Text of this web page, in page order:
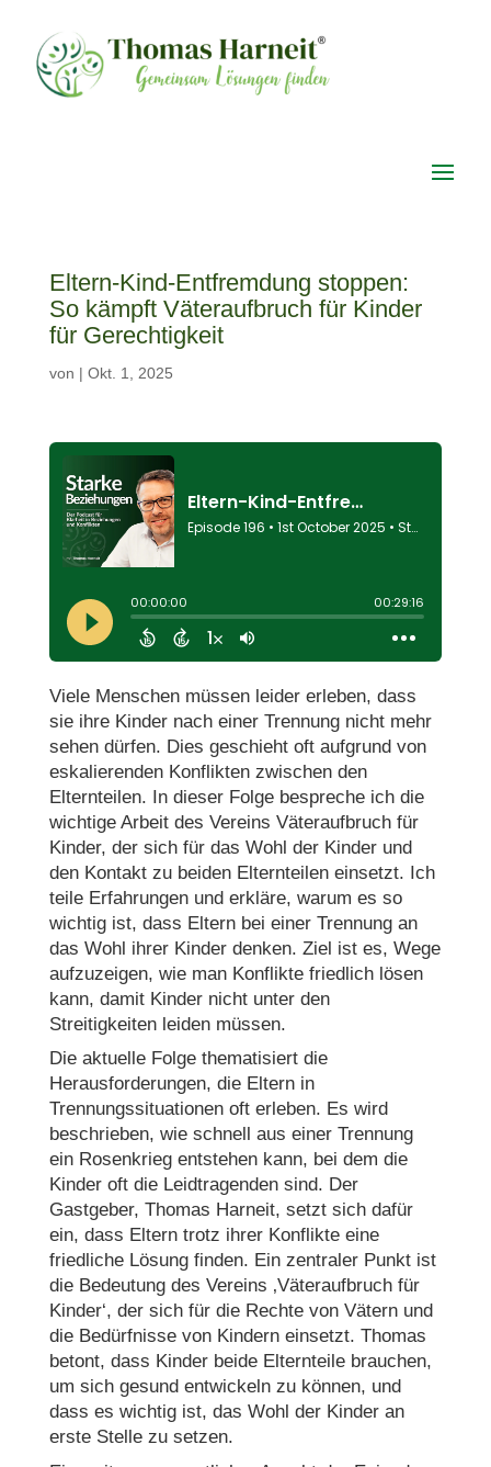
Eltern-Kind-Entfremdung stoppen:
So kämpft Väteraufbruch für Kinder
für Gerechtigkeit
von | Okt. 1, 2025
Viele Menschen müssen leider erleben, dass
sie ihre Kinder nach einer Trennung nicht mehr
sehen dürfen. Dies geschieht oft aufgrund von
eskalierenden Konflikten zwischen den
Elternteilen. In dieser Folge bespreche ich die
wichtige Arbeit des Vereins Väteraufbruch für
Kinder, der sich für das Wohl der Kinder und
den Kontakt zu beiden Elternteilen einsetzt. Ich
teile Erfahrungen und erkläre, warum es so
wichtig ist, dass Eltern bei einer Trennung an
das Wohl ihrer Kinder denken. Ziel ist es, Wege
aufzuzeigen, wie man Konflikte friedlich lösen
kann, damit Kinder nicht unter den
Streitigkeiten leiden müssen.
Die aktuelle Folge thematisiert die
Herausforderungen, die Eltern in
Trennungssituationen oft erleben. Es wird
beschrieben, wie schnell aus einer Trennung
ein Rosenkrieg entstehen kann, bei dem die
Kinder oft die Leidtragenden sind. Der
Gastgeber, Thomas Harneit, setzt sich dafür
ein, dass Eltern trotz ihrer Konflikte eine
friedliche Lösung finden. Ein zentraler Punkt ist
die Bedeutung des Vereins ‚Väteraufbruch für
Kinder‘, der sich für die Rechte von Vätern und
die Bedürfnisse von Kindern einsetzt. Thomas
betont, dass Kinder beide Elternteile brauchen,
um sich gesund entwickeln zu können, und
dass es wichtig ist, das Wohl der Kinder an
erste Stelle zu setzen.